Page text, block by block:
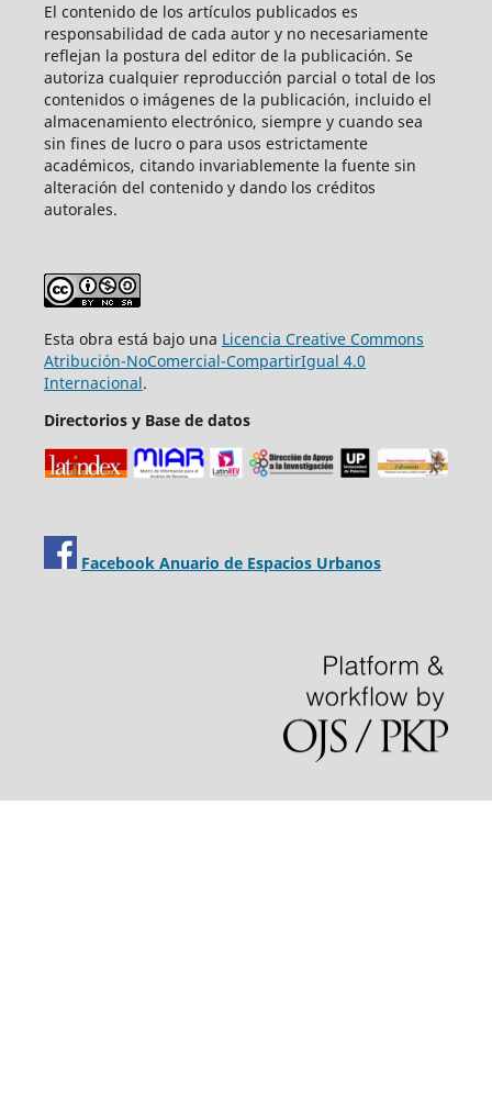
El contenido de los artículos publicados es
responsabilidad de cada autor y no necesariamente
reflejan la postura del editor de la publicación. Se
autoriza cualquier reproducción parcial o total de los
contenidos o imágenes de la publicación, incluido el
almacenamiento electrónico, siempre y cuando sea
sin fines de lucro o para usos estrictamente
académicos, citando invariablemente la fuente sin
alteración del contenido y dando los créditos
autorales.
Esta obra está bajo una Licencia Creative Commons
Atribución-NoComercial-CompartirIgual 4.0
Internacional.
Directorios y Base de datos
Facebook Anuario de Espacios Urbanos